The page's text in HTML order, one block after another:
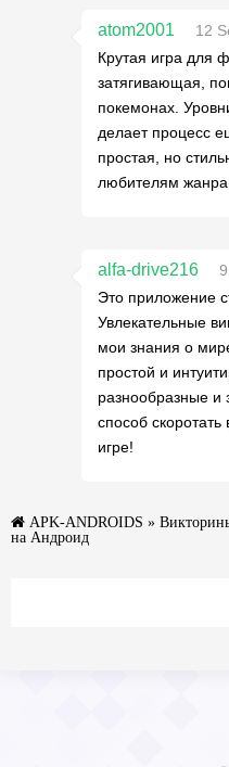
atom2001
12
Крутая игра для
затягивающая,
покемонах.
делает процесс
простая, но
любителям
alfa-drive216
Это приложение
Увлекательные
мои знания о
простой и
разнообразные и
способ
игре!
APK-ANDROIDS »
на Андроид